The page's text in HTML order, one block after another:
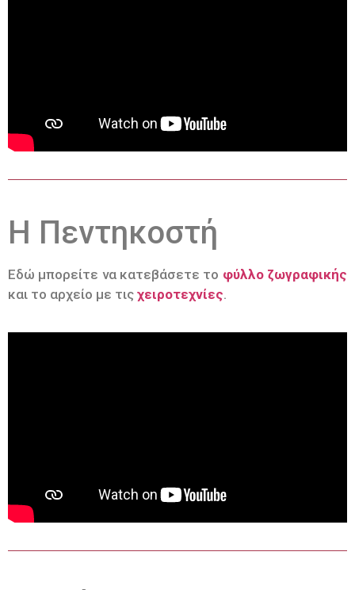
Η Πεντηκοστή
Εδώ μπορείτε να κατεβάσετε το φύλλο ζωγραφικής
και το αρχείο με τις χειροτεχνίες.